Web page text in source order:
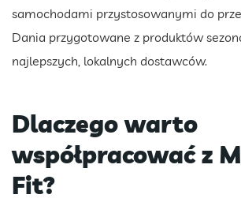
samochodami przystosowanymi do
Dania przygotowane z produktów
najlepszych, lokalnych dostawców.
Dlaczego warto
współpracować z
Fit?